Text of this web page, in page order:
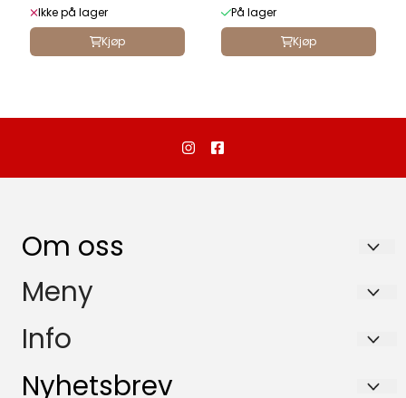
Ikke på lager
Kjøp
På lager
Kjøp
Om oss
Dalebutikken as
Storgata 20
3660 Rjukan
Org. nr. 923016058MVA
Meny
Om oss
Salgsbetingelser
Info
Om oss
Nyhetsbrev